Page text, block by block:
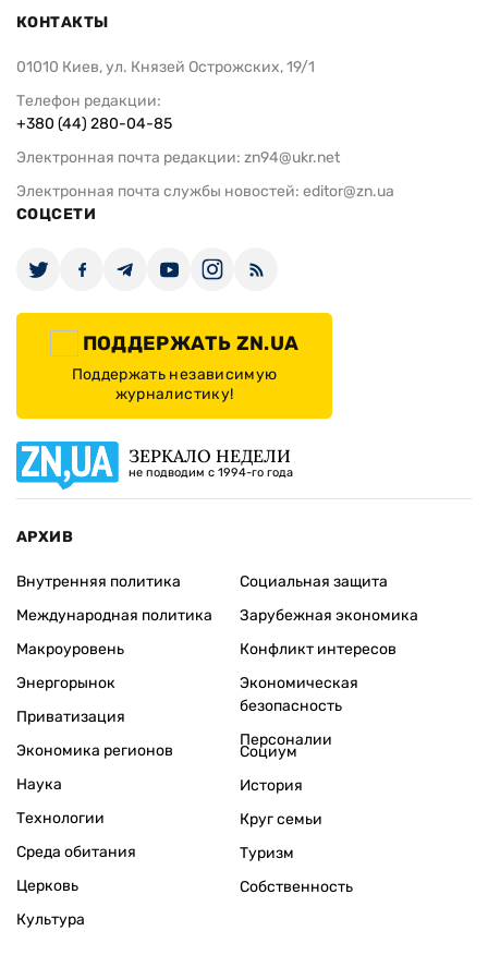
КОНТАКТЫ
01010 Киев, ул. Князей Острожских, 19/1
Телефон редакции:
+380 (44) 280-04-85
Электронная почта редакции: zn94@ukr.net
Электронная почта службы новостей: editor@zn.ua
СОЦСЕТИ
ПОДДЕРЖАТЬ ZN.UA
Поддержать независимую
журналистику!
ЗЕРКАЛО НЕДЕЛИ
не подводим с 1994-го года
АРХИВ
Внутренняя политика
Международная политика
Макроуровень
Энергорынок
Приватизация
Экономика регионов
Социальная защита
Зарубежная экономика
Конфликт интересов
Экономическая
безопасность
Персоналии
Наука
Технологии
Среда обитания
Церковь
Культура
Социум
История
Круг семьи
Туризм
Собственность